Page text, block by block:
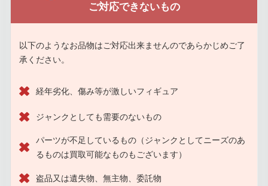
ご対応できないもの
以下のようなお品物はご対応出来ませんのであらかじめご了
承ください。
経年劣化、傷み等が激しいフィギュア
ジャンクとしても需要のないもの
パーツが不足しているもの（ジャンクとしてニーズのあ
るものは買取可能なものもございます）
盗品又は遺失物、無主物、委託物